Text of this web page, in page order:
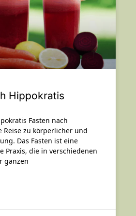
Hippokratis
Fasten nach
Reise zu körperlicher und
Das Fasten ist eine
Praxis, die in verschiedenen
ganzen